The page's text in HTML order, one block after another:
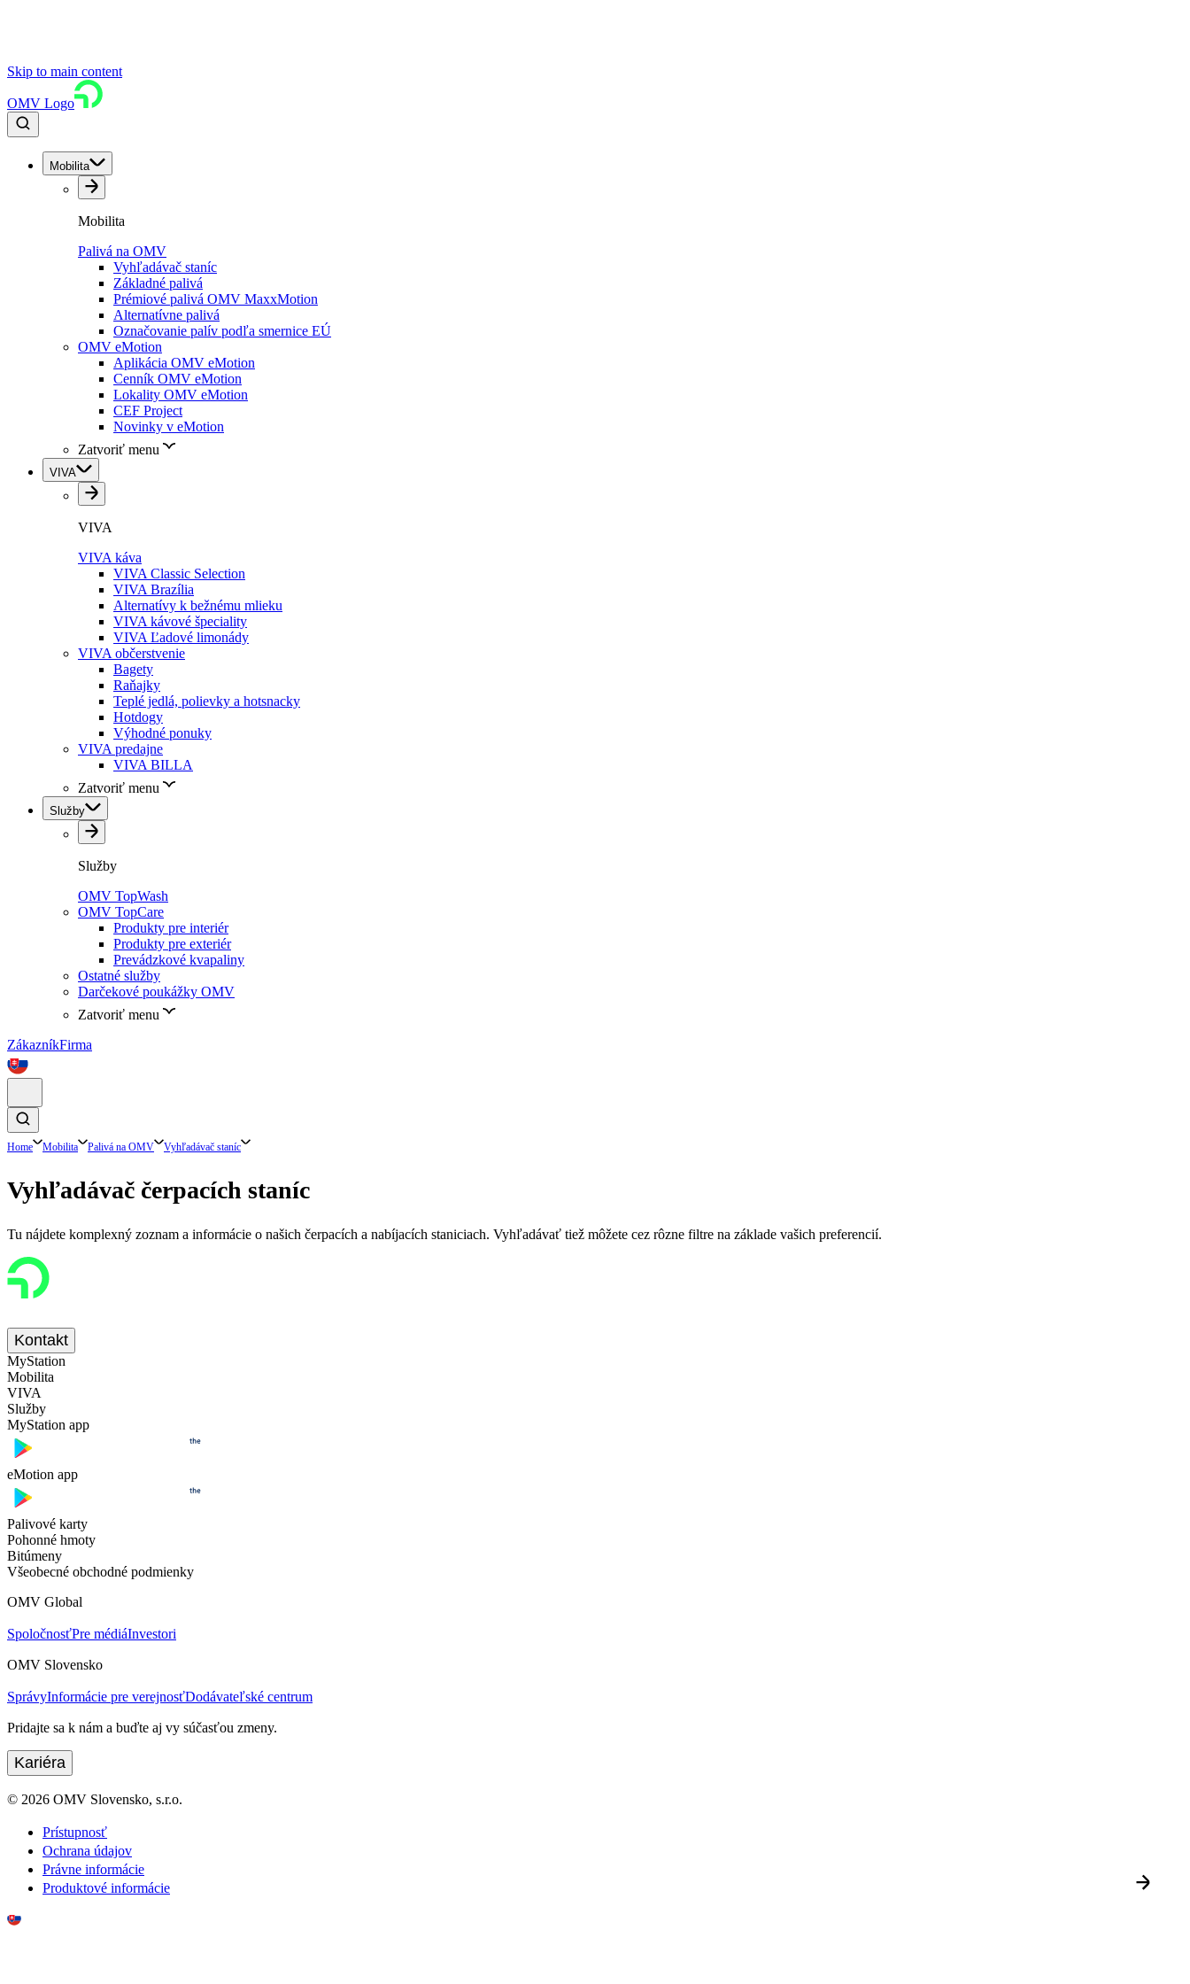
Skip to main content
OMV Logo
Mobilita
Mobilita
Palivá na OMV
Vyhľadávač staníc
Základné palivá
Prémiové palivá OMV MaxxMotion
Alternatívne palivá
Označovanie palív podľa smernice EÚ
OMV eMotion
Aplikácia OMV eMotion
Cenník OMV eMotion
Lokality OMV eMotion
CEF Project
Novinky v eMotion
Zatvoriť menu
VIVA
VIVA
VIVA káva
VIVA Classic Selection
VIVA Brazília
Alternatívy k bežnému mlieku
VIVA kávové špeciality
VIVA Ľadové limonády
VIVA občerstvenie
Bagety
Raňajky
Teplé jedlá, polievky a hotsnacky
Hotdogy
Výhodné ponuky
VIVA predajne
VIVA BILLA
Zatvoriť menu
Služby
Služby
OMV TopWash
OMV TopCare
Produkty pre interiér
Produkty pre exteriér
Prevádzkové kvapaliny
Ostatné služby
Darčekové poukážky OMV
Zatvoriť menu
ZákazníkFirma
Home Mobilita Palivá na OMV Vyhľadávač staníc
Vyhľadávač čerpacích staníc
Tu nájdete komplexný zoznam a informácie o našich čerpacích a nabíjacích staniciach. Vyhľadávať tiež môžete cez rôzne filtre na základe vašich preferencií.
Kontakt
MyStation
Mobilita
VIVA
Služby
MyStation app
eMotion app
Palivové karty
Pohonné hmoty
Bitúmeny
Všeobecné obchodné podmienky
OMV Global
SpoločnosťPre médiáInvestori
OMV Slovensko
SprávyInformácie pre verejnosťDodávateľské centrum
Pridajte sa k nám a buďte aj vy súčasťou zmeny.
Kariéra
© 2026 OMV Slovensko, s.r.o.
Prístupnosť
Ochrana údajov
Právne informácie
Produktové informácie